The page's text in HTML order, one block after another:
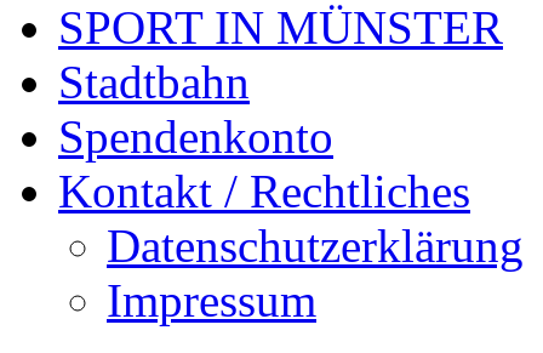
SPORT IN MÜNSTER
Stadtbahn
Spendenkonto
Kontakt / Rechtliches
Datenschutzerklärung
Impressum